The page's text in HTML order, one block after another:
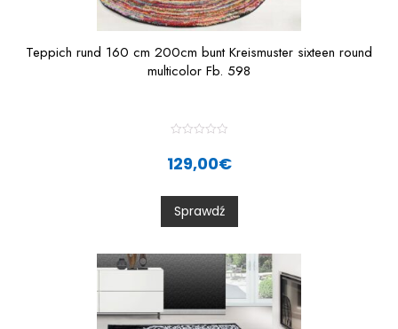
Teppich rund 160 cm 200cm bunt Kreismuster sixteen round
multicolor Fb. 598
0
o
u
t
129,00€
Sprawdź